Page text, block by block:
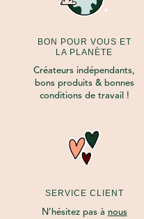
BON POUR VOUS ET
LA PLANÈTE
Créateurs indépendants,
bons produits & bonnes
conditions de travail !
SERVICE CLIENT
N’hésitez pas à nous